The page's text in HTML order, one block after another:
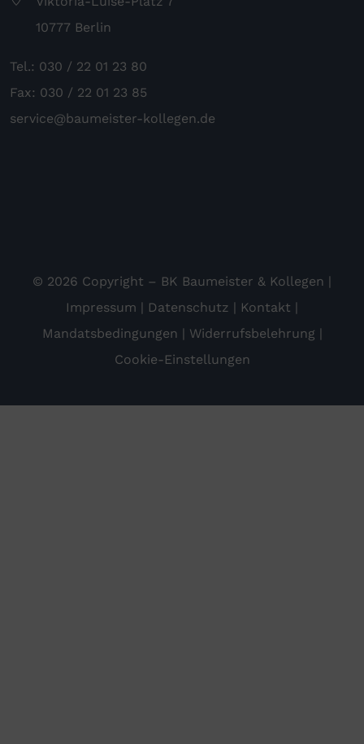
10777 Berlin
Tel.: 030 / 22 01 23 80
Fax: 030 / 22 01 23 85
service@baumeister-kollegen.de
© 2026 Copyright – BK Baumeister & Kollegen |
Impressum
Datenschutz Kontakt
Mandatsbedingungen
Widerrufsbelehrung
Cookie-Einstellungen